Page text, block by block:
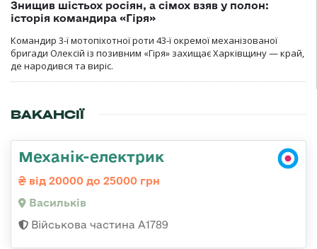
Знищив шістьох росіян, а сімох взяв у полон:
історія командира «Гіря»
Командир 3-ї мотопіхотної роти 43-ї окремої механізованої
бригади Олексій із позивним «Гіря» захищає Харківщину — край,
де народився та виріс.
ВАКАНСІЇ
Механік-електрик
від 20000 до 25000 грн
Васильків
Військова частина А1789